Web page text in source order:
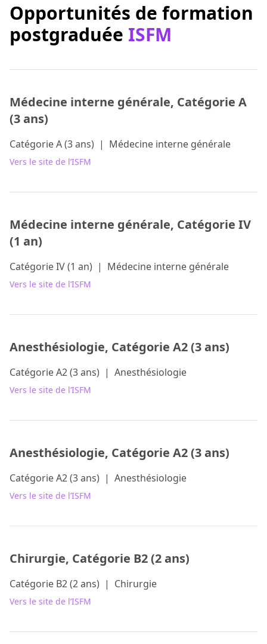
Opportunités de formation
postgraduée ISFM
Médecine interne générale, Catégorie A
(3 ans)
Catégorie A (3 ans) | Médecine interne générale
Vers le site de l’ISFM
Médecine interne générale, Catégorie IV
(1 an)
Catégorie IV (1 an) | Médecine interne générale
Vers le site de l’ISFM
Anesthésiologie, Catégorie A2 (3 ans)
Catégorie A2 (3 ans) | Anesthésiologie
Vers le site de l’ISFM
Anesthésiologie, Catégorie A2 (3 ans)
Catégorie A2 (3 ans) | Anesthésiologie
Vers le site de l’ISFM
Chirurgie, Catégorie B2 (2 ans)
Catégorie B2 (2 ans) | Chirurgie
Vers le site de l’ISFM